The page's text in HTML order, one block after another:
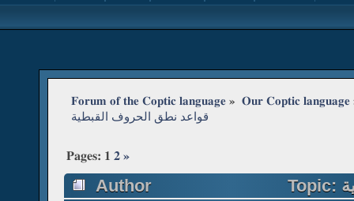
Forum of the Coptic language » Our Coptic language
قواعد نطق الحروف القبطية
Pages: 1 2 »
Author
Topic: قواعد نطق الحروف القبطية (Read 121240